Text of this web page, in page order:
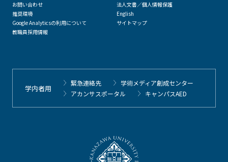
お問い合わせ
推奨環境
Google Analyticsの利用について
教職員採用情報
法人文書／個人情報保護
English
サイトマップ
学内者用
緊急連絡先
学術メディア創成センター
アカンサスポータル
キャンパスAED